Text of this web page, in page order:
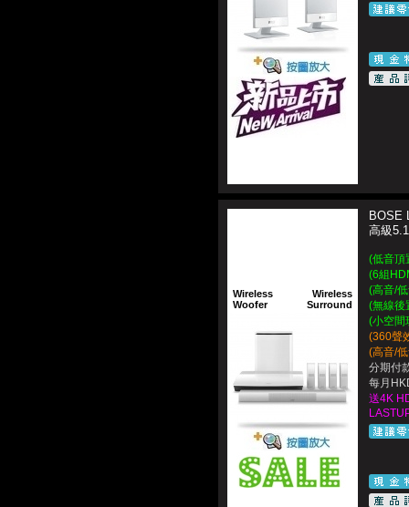
Wireless
Woofer
Wireless
Surround
BOSE
高級
(低音頂
(6組
(高音/
(無線後
(小空間
(360聲
(高音/
分期付
每月
送4K